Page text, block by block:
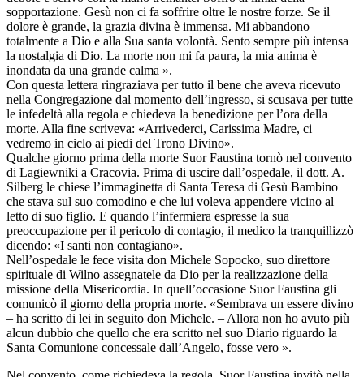
sopportazione. Gesù non ci fa soffrire oltre le nostre forze. Se il
dolore è grande, la grazia divina è immensa. Mi abbandono
totalmente a Dio e alla Sua santa volontà. Sento sempre più intensa
la nostalgia di Dio. La morte non mi fa paura, la mia anima è
inondata da una grande calma ».
Con questa lettera ringraziava per tutto il bene che aveva ricevuto
nella Congregazione dal momento dell’ingresso, si scusava per tutte
le infedeltà alla regola e chiedeva la benedizione per l’ora della
morte. Alla fine scriveva: «Arrivederci, Carissima Madre, ci
vedremo in ciclo ai piedi del Trono Divino».
Qualche giorno prima della morte Suor Faustina tornò nel convento
di Lagiewniki a Cracovia. Prima di uscire dall’ospedale, il dott. A.
Silberg le chiese l’immaginetta di Santa Teresa di Gesù Bambino
che stava sul suo comodino e che lui voleva appendere vicino al
letto di suo figlio. E quando l’infermiera espresse la sua
preoccupazione per il pericolo di contagio, il medico la tranquillizzò
dicendo: «I santi non contagiano».
Nell’ospedale le fece visita don Michele Sopocko, suo direttore
spirituale di Wilno assegnatele da Dio per la realizzazione della
missione della Misericordia. In quell’occasione Suor Faustina gli
comunicò il giorno della propria morte. «Sembrava un essere divino
– ha scritto di lei in seguito don Michele. – Allora non ho avuto più
alcun dubbio che quello che era scritto nel suo Diario riguardo la
Santa Comunione concessale dall’Angelo, fosse vero ».